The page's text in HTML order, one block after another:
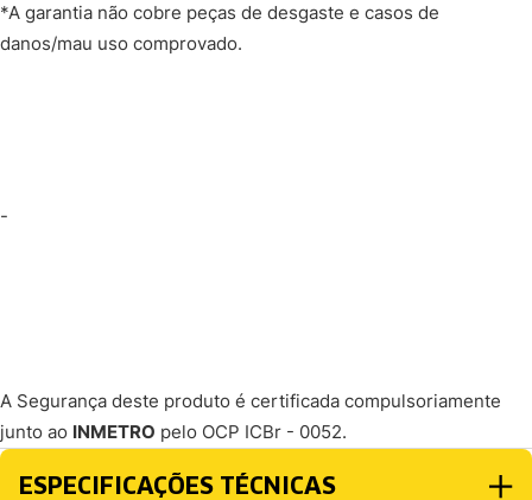
*A garantia não cobre peças de desgaste e casos de
danos/mau uso comprovado.
-
A Segurança deste produto é certificada compulsoriamente
junto ao INMETRO pelo OCP ICBr - 0052.
ESPECIFICAÇÕES TÉCNICAS